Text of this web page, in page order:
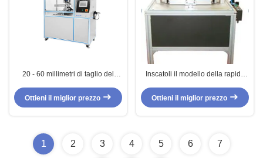
20 - 60 millimetri di taglio del
apparecchiature di collaudo di
Ottieni il miglior prezzo
Inscatoli il modello della rapida
apparecchiature di collaudo della
carta della bolla di pressione
Ottieni il miglior prezzo
1 2 3 4 5 6 7